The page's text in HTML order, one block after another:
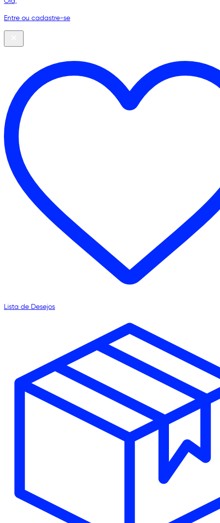
Entre ou cadastre-se
Lista de Desejos